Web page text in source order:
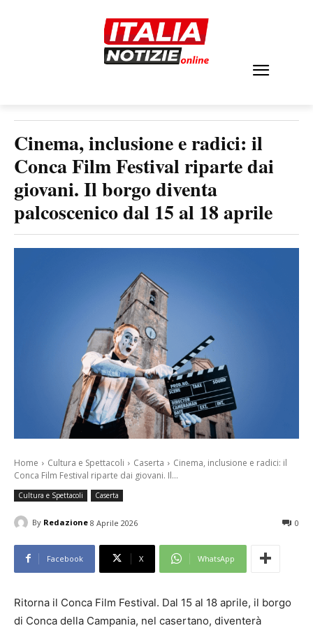
Cinema, inclusione e radici: il
Conca Film Festival riparte dai
giovani. Il borgo diventa
palcoscenico dal 15 al 18 aprile
Home Cultura e Spettacoli Caserta
Cinema, inclusione e radici: il
Conca Film Festival riparte dai giovani. Il...
Cultura e Spettacoli Caserta
By Redazione 8 Aprile 2026 0
Facebook X WhatsApp
Ritorna il Conca Film Festival. Dal 15 al 18 aprile, il borgo
di Conca della Campania, nel casertano, diventerà